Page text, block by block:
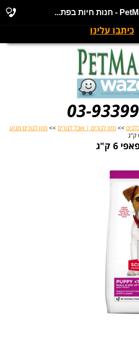
כיתבו עלינו
03-
>> מזון לגורים | אוכל לגורים >> מזון לגורים מגזע
6 ק"ג